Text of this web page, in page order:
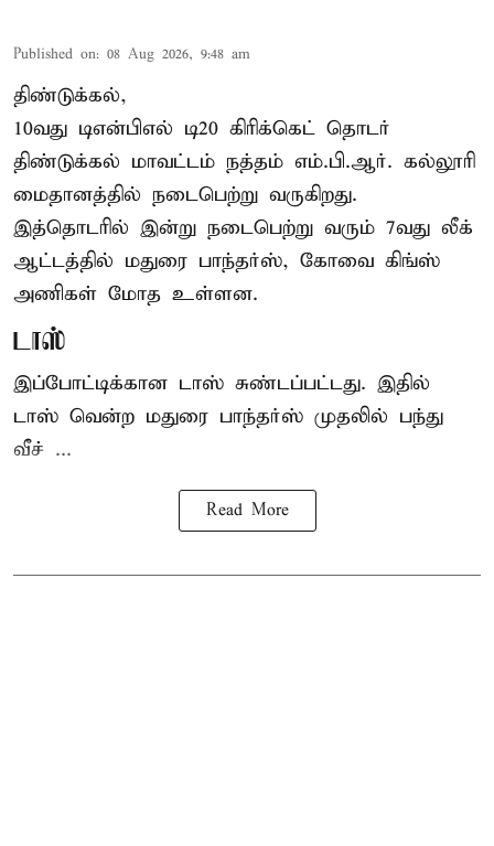
Published on: 08 Aug 2026, 9:48 am
திண்டுக்கல்,
10வது டிஎன்பிஎல் டி20 கிரிக்கெட் தொடர்
திண்டுக்கல் மாவட்டம் நத்தம் எம்.பி.ஆர். கல்லூரி
மைதானத்தில் நடைபெற்று வருகிறது.
இத்தொடரில் இன்று நடைபெற்று வரும் 7வது லீக்
ஆட்டத்தில் மதுரை பாந்தர்ஸ், கோவை கிங்ஸ்
அணிகள் மோத உள்ளன.
டாஸ்
இப்போட்டிக்கான டாஸ் சுண்டப்பட்டது. இதில்
டாஸ் வென்ற மதுரை பாந்தர்ஸ் முதலில் பந்து
வீச் ...
Read More